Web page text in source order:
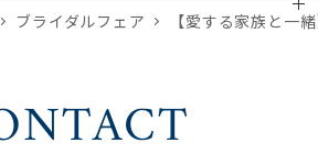
。「オンライン相談フェア」よりご予約いただけ
ブライダルフェア 【愛する家族と一